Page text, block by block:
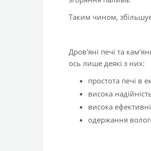
Таким чином,
Дров'яні печі та
ось лише деякі з них:
простота печі в
висока
висока
одержання